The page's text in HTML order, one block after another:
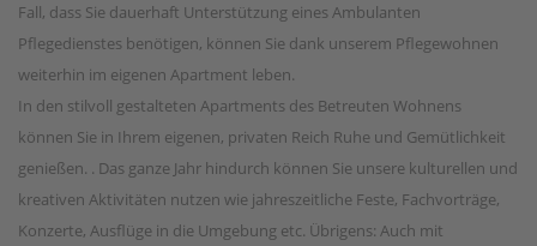
Fall, dass Sie dauerhaft Unterstützung eines Ambulanten
Pflegedienstes benötigen, können Sie dank unserem Pflegewohnen
weiterhin im eigenen Apartment leben.
In den stilvoll gestalteten Apartments des Betreuten Wohnens
können Sie in Ihrem eigenen, privaten Reich Ruhe und Gemütlichkeit
genießen. . Das ganze Jahr hindurch können Sie unsere kulturellen und
kreativen Aktivitäten nutzen wie jahreszeitliche Feste, Fachvorträge,
Konzerte, Ausflüge in die Umgebung etc. Übrigens: Auch mit